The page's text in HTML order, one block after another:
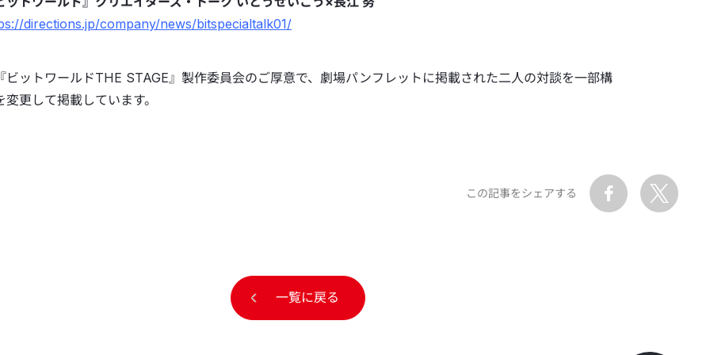
directions.jp/company/news/bitspecialtalk01/
ットワールドTHE STAGE』製作委員会のご厚意で、劇場パンフレットに掲載された二人の対談を一部構
変更して掲載しています。
この記事をシェアする
一覧に戻る